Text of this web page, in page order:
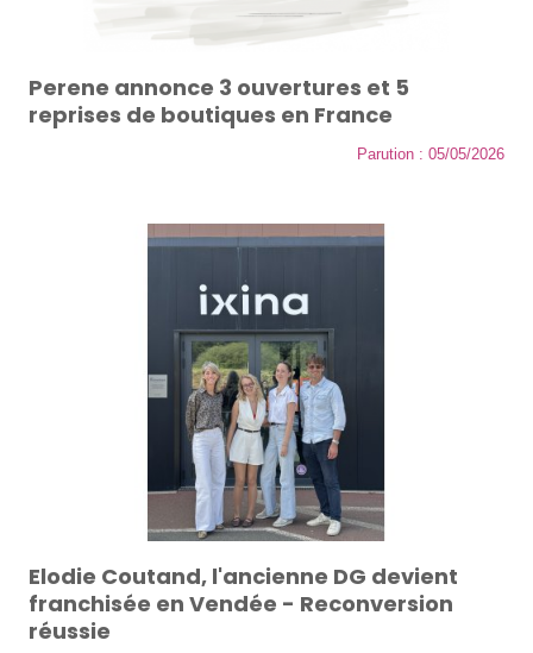
Perene annonce 3 ouvertures et 5
reprises de boutiques en France
Parution : 05/05/2026
Elodie Coutand, l'ancienne DG devient
franchisée en Vendée - Reconversion
réussie